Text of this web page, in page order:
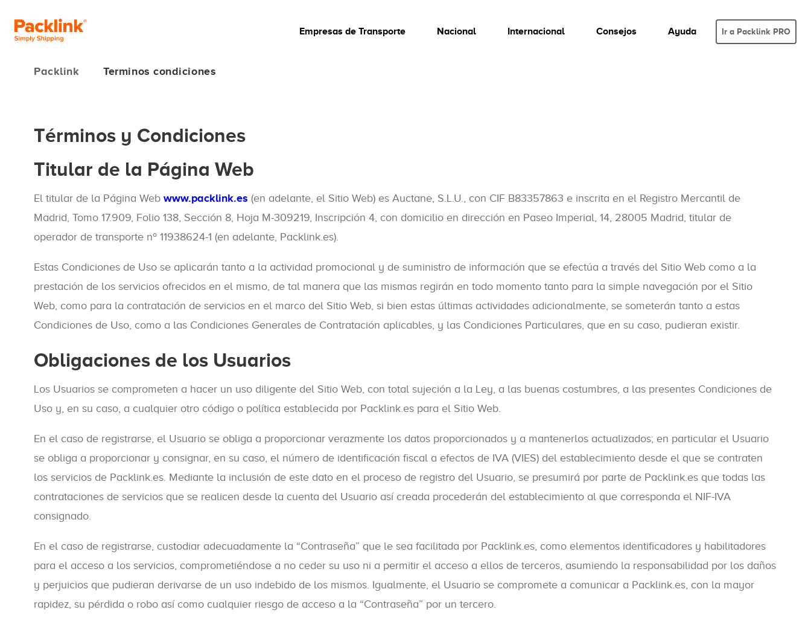
Empresas de Transporte Nacional Internacional Consejos Ayuda Ir a Packlink PRO
Packlink Terminos condiciones
Términos y Condiciones
Titular de la Página Web
El titular de la Página Web www.packlink.es (en adelante, el Sitio Web) es Auctane, S.L.U., con CIF B83357863 e inscrita en el Registro Mercantil de
Madrid, Tomo 17.909, Folio 138, Sección 8, Hoja M-309219, Inscripción 4, con domicilio en dirección en Paseo Imperial, 14, 28005 Madrid, titular de
operador de transporte nº 11938624-1 (en adelante, Packlink.es).
Estas Condiciones de Uso se aplicarán tanto a la actividad promocional y de suministro de información que se efectúa a través del Sitio Web como a la
prestación de los servicios ofrecidos en el mismo, de tal manera que las mismas regirán en todo momento tanto para la simple navegación por el Sitio
Web, como para la contratación de servicios en el marco del Sitio Web, si bien estas últimas actividades adicionalmente, se someterán tanto a estas
Condiciones de Uso, como a las Condiciones Generales de Contratación aplicables, y las Condiciones Particulares, que en su caso, pudieran existir.
Obligaciones de los Usuarios
Los Usuarios se comprometen a hacer un uso diligente del Sitio Web, con total sujeción a la Ley, a las buenas costumbres, a las presentes Condiciones de
Uso y, en su caso, a cualquier otro código o política establecida por Packlink.es para el Sitio Web.
En el caso de registrarse, el Usuario se obliga a proporcionar verazmente los datos proporcionados y a mantenerlos actualizados; en particular el Usuario
se obliga a proporcionar y consignar, en su caso, el número de identificación fiscal a efectos de IVA (VIES) del establecimiento desde el que se contraten
los servicios de Packlink.es. Mediante la inclusión de este dato en el proceso de registro del Usuario, se presumirá por parte de Packlink.es que todas las
contrataciones de servicios que se realicen desde la cuenta del Usuario así creada procederán del establecimiento al que corresponda el NIF-IVA
consignado.
En el caso de registrarse, custodiar adecuadamente la “Contraseña” que le sea facilitada por Packlink.es, como elementos identificadores y habilitadores
para el acceso a los servicios, comprometiéndose a no ceder su uso ni a permitir el acceso a ellos de terceros, asumiendo la responsabilidad por los daños
y perjuicios que pudieran derivarse de un uso indebido de los mismos. Igualmente, el Usuario se compromete a comunicar a Packlink.es, con la mayor
rapidez, su pérdida o robo así como cualquier riesgo de acceso a la “Contraseña” por un tercero.